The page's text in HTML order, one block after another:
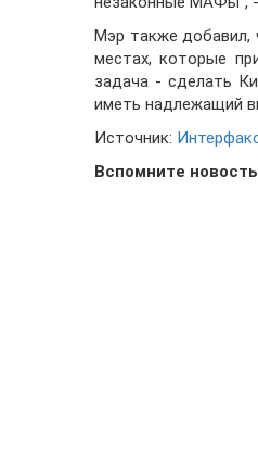
Мэр также добавил,
местах, которые
задача - сделать
иметь надлежащий
Источник:
Вспомните